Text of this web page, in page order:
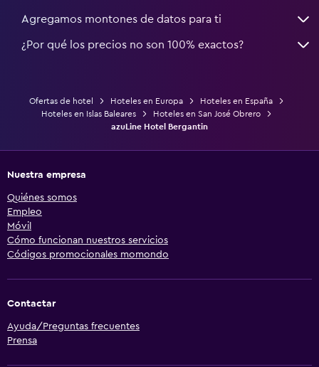
Agregamos montones de datos para ti
¿Por qué los precios no son 100% exactos?
Ofertas de hotel Hoteles en Europa
Hoteles en España
Hoteles en Islas Baleares
Hoteles en San José Obrero
azuLine Hotel Bergantin
Nuestra empresa
Quiénes somos
Empleo
Móvil
Cómo funcionan nuestros servicios
Códigos promocionales momondo
Contactar
Ayuda/Preguntas frecuentes
Prensa